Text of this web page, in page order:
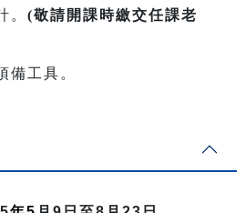
。 (敬請開課時繳交任課老
備工具。